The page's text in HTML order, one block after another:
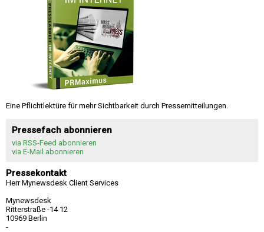
Eine Pflichtlektüre für mehr Sichtbarkeit durch Pressemitteilungen.
Pressefach abonnieren
via RSS-Feed abonnieren
via E-Mail abonnieren
Pressekontakt
Herr Mynewsdesk Client Services
Mynewsdesk
Ritterstraße -14 12
10969 Berlin
-